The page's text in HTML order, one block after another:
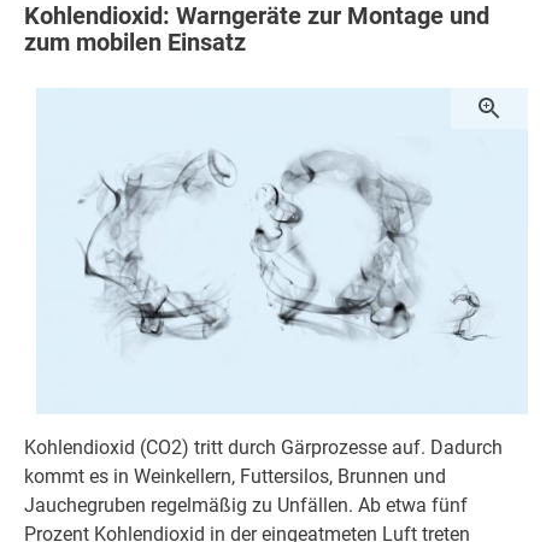
Kohlendioxid: Warngeräte zur Montage und
zum mobilen Einsatz
Kohlendioxid (CO2) tritt durch Gärprozesse auf. Dadurch
kommt es in Weinkellern, Futtersilos, Brunnen und
Jauchegruben regelmäßig zu Unfällen. Ab etwa fünf
Prozent Kohlendioxid in der eingeatmeten Luft treten